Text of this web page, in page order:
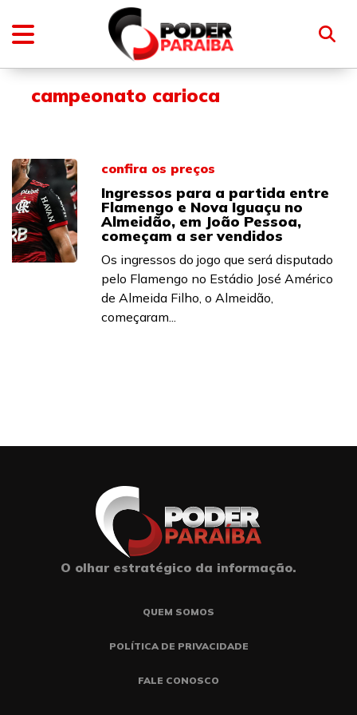
campeonato carioca
confira os preços
Ingressos para a partida entre
Flamengo e Nova Iguaçu no
Almeidão, em João Pessoa,
começam a ser vendidos
Os ingressos do jogo que será disputado
pelo Flamengo no Estádio José Américo
de Almeida Filho, o Almeidão,
começaram...
O olhar estratégico da informação.
QUEM SOMOS
POLÍTICA DE PRIVACIDADE
FALE CONOSCO